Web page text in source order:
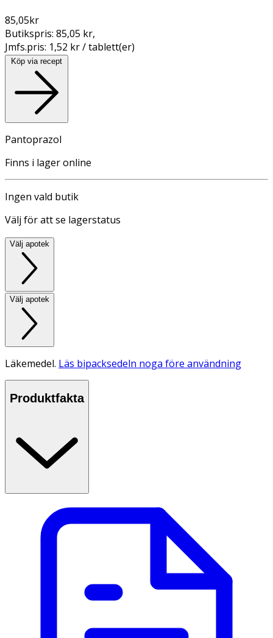
85,05kr
Butikspris: 85,05 kr,
Jmfs.pris: 1,52 kr / tablett(er)
Köp via recept
Pantoprazol
Finns i lager online
Ingen vald butik
Välj för att se lagerstatus
Välj apotek
Välj apotek
Läkemedel. Läs bipacksedeln noga före användning
Produktfakta